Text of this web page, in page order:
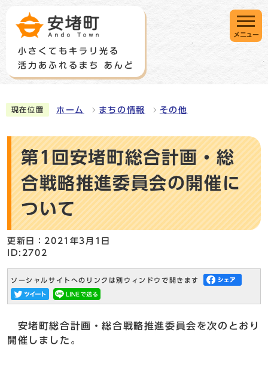
メニュー
現在位置 ホーム まちの情報 その他
第1回安堵町総合計画・総
合戦略推進委員会の開催に
ついて
更新日：2021年3月1日
ID:2702
ソーシャルサイトへのリンクは別ウィンドウで開きます
安堵町総合計画・総合戦略推進委員会を次のとおり
開催しました。